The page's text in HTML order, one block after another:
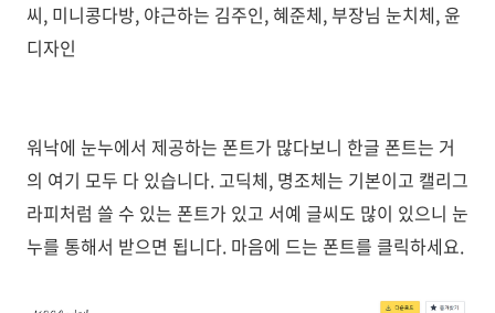
씨, 미니콩다방, 야근하는 김주인, 혜준체, 부장님 눈치체, 윤
디자인
워낙에 눈누에서 제공하는 폰트가 많다보니 한글 폰트는 거
의 여기 모두 다 있습니다. 고딕체, 명조체는 기본이고 캘리그
라피처럼 쓸 수 있는 폰트가 있고 서예 글씨도 많이 있으니 눈
누를 통해서 받으면 됩니다. 마음에 드는 폰트를 클릭하세요.